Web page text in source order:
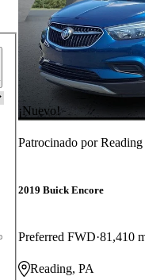
¡Nuevo!
Patrocinado por
2019 Buick Encore
Preferred FWD 81,410
Reading, PA